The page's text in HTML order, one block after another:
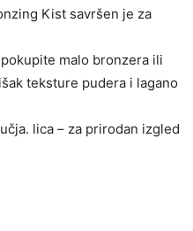
Kist savršen je za
malo bronzera ili
teksture pudera i lagano
lica – za prirodan izgled